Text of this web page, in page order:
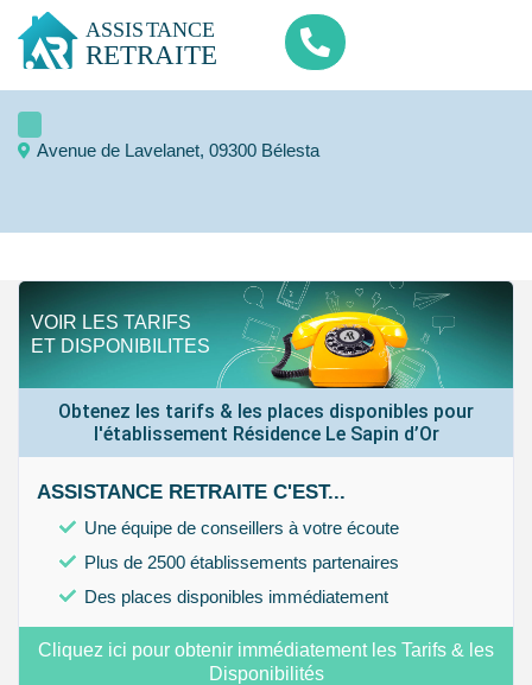
Avenue de Lavelanet, 09300 Bélesta
VOIR LES TARIFS
ET DISPONIBILITES
Obtenez les tarifs & les places disponibles pour
l'établissement Résidence Le Sapin d’Or
ASSISTANCE RETRAITE C'EST...
Une équipe de conseillers à votre écoute
Plus de 2500 établissements partenaires
Des places disponibles immédiatement
Cliquez ici pour obtenir immédiatement les Tarifs & les
Disponibilités